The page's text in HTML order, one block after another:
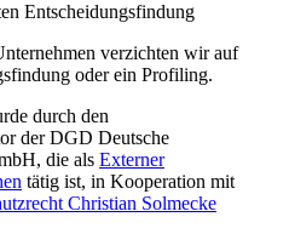
Entscheidungsfindung
verzichten wir auf
oder ein Profiling.
durch den
der DGD Deutsche
die als Externer
tätig ist, in Kooperation mit
Christian Solmecke